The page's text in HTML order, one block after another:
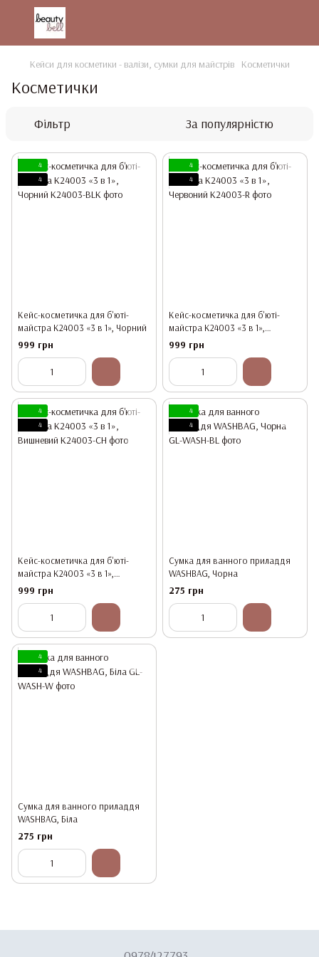
Кейси для косметики - валізи, сумки для майстрів Косметички
Косметички
Фільтр За популярністю
4
4
Кейс-косметичка для б'юті-
майстра К24003 «3 в 1», Чорний
999 грн
4
4
Кейс-косметичка для б'юті-
майстра К24003 «3 в 1»,
Червоний
999 грн
4
4
Кейс-косметичка для б'юті-
майстра К24003 «3 в 1»,
Вишневий
999 грн
4
4
Сумка для ванного приладдя
WASHBAG, Чорна
275 грн
4
4
Сумка для ванного приладдя
WASHBAG, Біла
275 грн